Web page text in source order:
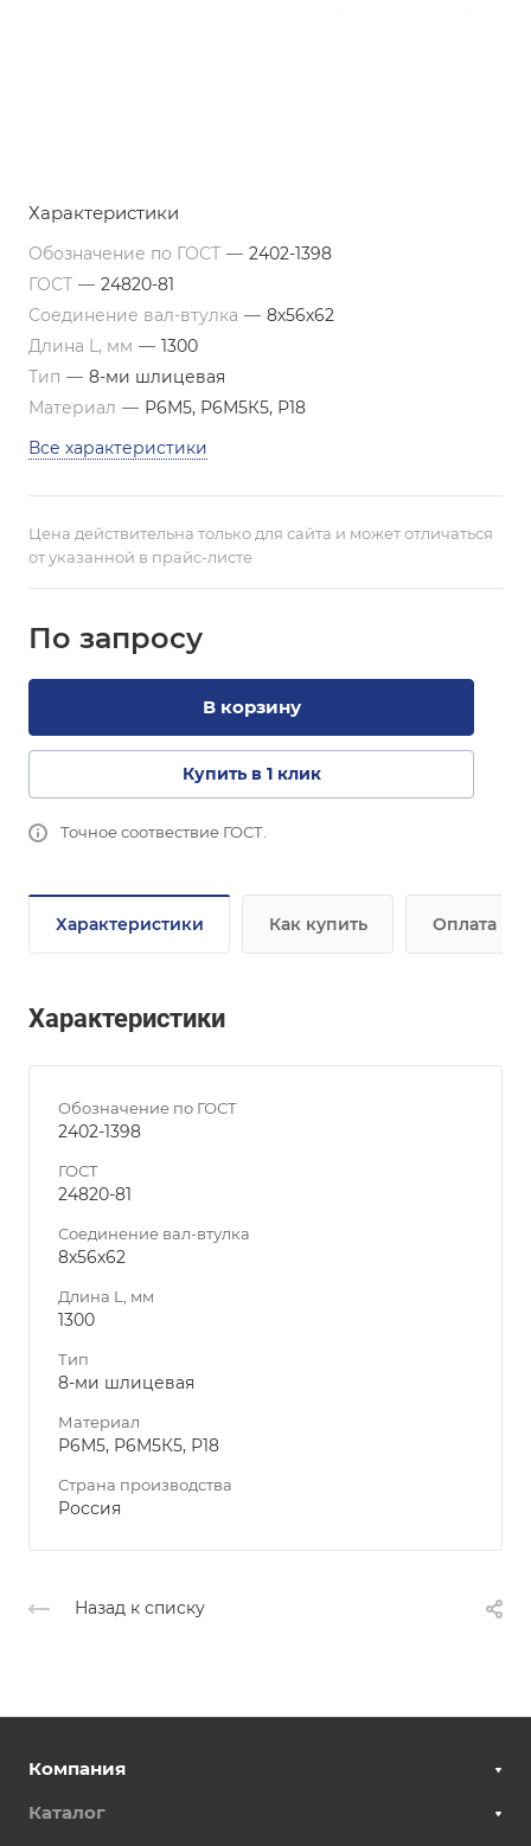
Характеристики
Обозначение по ГОСТ — 2402-1398
ГОСТ — 24820-81
Соединение вал-втулка — 8х56х62
Длина L, мм — 1300
Тип — 8-ми шлицевая
Материал — Р6М5, Р6М5К5, Р18
Все характеристики
Цена действительна только для сайта и может отличаться
от указанной в прайс-листе
По запросу
В корзину
Купить в 1 клик
Точное соотвествие ГОСТ.
Характеристики Как купить Оплата
Характеристики
Обозначение по ГОСТ
2402-1398
ГОСТ
24820-81
Соединение вал-втулка
8х56х62
Длина L, мм
1300
Тип
8-ми шлицевая
Материал
Р6М5, Р6М5К5, Р18
Страна производства
Россия
Назад к списку
Компания
Каталог